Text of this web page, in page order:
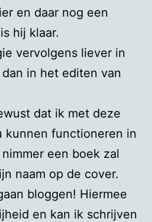
en daar nog een
hij klaar.
vervolgens liever in
in het editen van
dat ik met deze
kunnen functioneren in
een boek zal
naam op de cover.
bloggen! Hiermee
en kan ik schrijven